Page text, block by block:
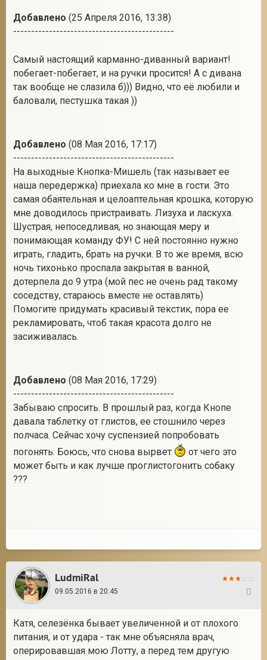
Добавлено (25 Апреля 2016, 13:38)
---------------------------------------------
Самый настоящий карманно-диванный вариант!
побегает-побегает, и на ручки просится! А с дивана
так вообще не слазила б))) Видно, что её любили и
баловали, пестушка такая ))
Добавлено (08 Мая 2016, 17:17)
---------------------------------------------
На выходные Кнопка-Мишель (так называет ее
наша передержка) приехала ко мне в гости. Это
самая обаятельная и целоаптельная крошка, которую
мне доводилось пристраивать. Лизуха и ласкуха.
Шустрая, непоседливая, но знающая меру и
понимающая команду ФУ! С ней постоянно нужно
играть, гладить, брать на ручки. В то же время, всю
ночь тихонько проспала закрытая в ванной,
дотерпела до 9 утра (мой пес не очень рад такому
соседству, стараюсь вместе не оставлять)
Помогите придумать красивый текстик, пора ее
рекламировать, чтоб такая красота долго не
засиживалась.
Добавлено (08 Мая 2016, 17:29)
---------------------------------------------
Забываю спросить. В прошлый раз, когда Кнопе
давала таблетку от глистов, ее стошнило через
полчаса. Сейчас хочу суспензией попробовать
погонять. Боюсь, что снова вырвет
от чего это
может быть и как лучше проглистогонить собаку
???
LudmiRal
09.05.2016 в 20:45
Катя, селезёнка бывает увеличенной и от плохого
питания, и от удара - так мне объясняла врач,
оперировавшая мою Лотту, а перед тем другую